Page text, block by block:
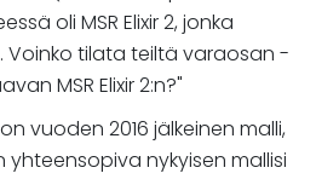
oli MSR Elixir 2, jonka
Voinko tilata teiltä varaosan -
MSR Elixir 2:n?"
vuoden 2016 jälkeinen malli,
nykyisen mallisi